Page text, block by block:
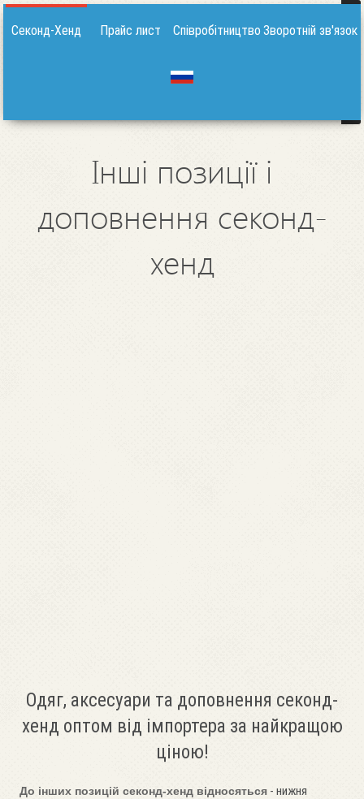
Секонд-Хенд Прайс лист Співробітництво Зворотній зв'язок
Інші позиції і
доповнення секонд-
хенд
Одяг, аксесуари та доповнення секонд-
хенд оптом від імпортера за найкращою
ціною!
До інших позицій секонд-хенд відносяться - нижня